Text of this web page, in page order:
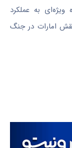
ویژه‌ای به عملکرد
امارات در جنگ